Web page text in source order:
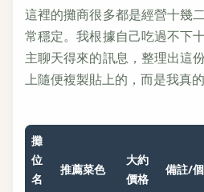
這裡的攤商很多都是經營十幾
常穩定。我根據自己吃過不下
主聊天得來的訊息，整理出這
上隨便複製貼上的，而是我真
攤
位
名
推薦菜色
大約
價格
備註/